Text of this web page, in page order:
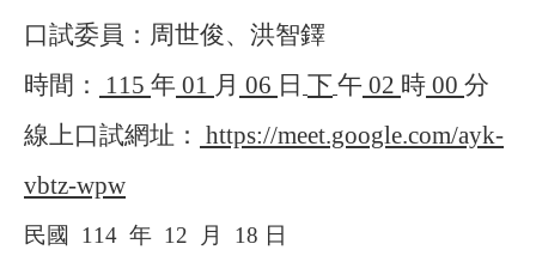
口試委員：周世俊、洪智鐸
時間：
115 年 01 月 06 日 下午 02 時 00 分
線上口試網址： https://meet.google.com/ayk-
vbtz-wpw
民國 114 年 12 月 18 日